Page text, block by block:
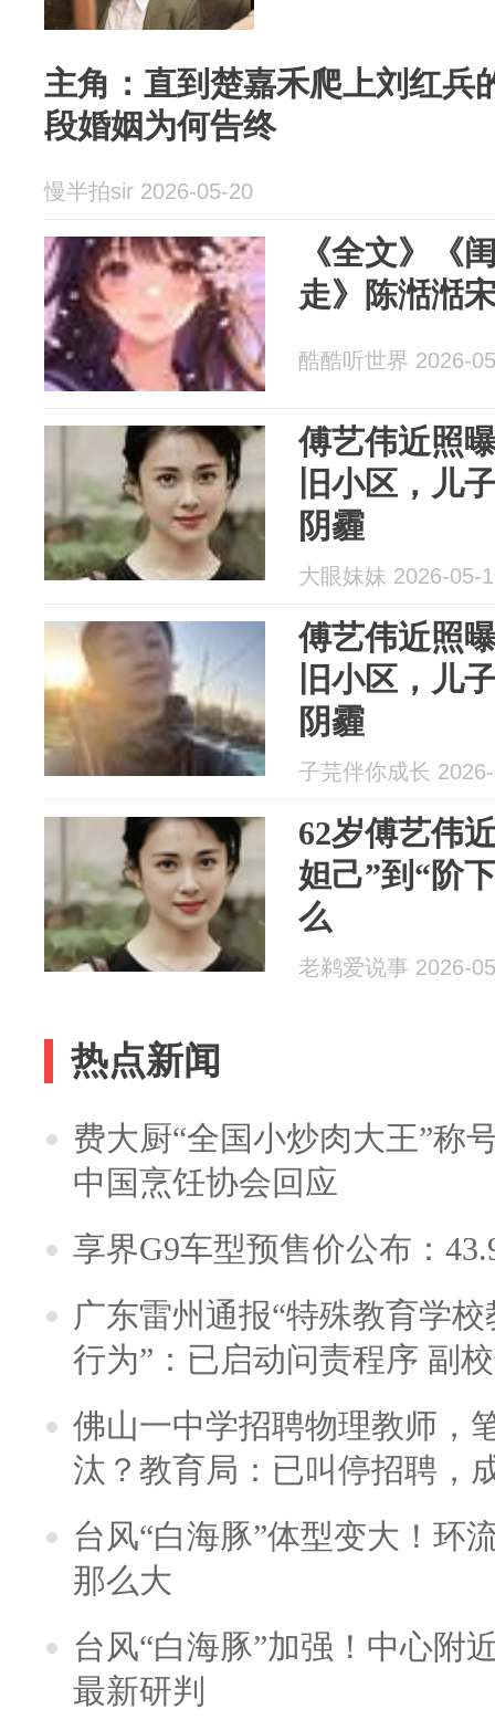
主角：直到楚嘉禾爬上刘红兵
段婚姻为何告终
慢半拍sir 2026-05-20
《全文》《
走》陈湉湉
酷酷听世界 2026-
傅艺伟近照
旧小区，儿
阴霾
大眼妹妹 2026-05-
傅艺伟近照
旧小区，儿
阴霾
子芫伴你成长
62岁傅艺伟
妲己”到“阶
么
老鹈爱说事 2026-
热点新闻
费大厨“全国小炒肉大王”称
中国烹饪协会回应
享界G9车型预售价公布：
广东雷州通报“特殊教育学
行为”：已启动问责程序 副
佛山一中学招聘物理教师，
汰？教育局：已叫停招聘，
台风“白海豚”体型变大！环
那么大
台风“白海豚”加强！中心附
最新研判